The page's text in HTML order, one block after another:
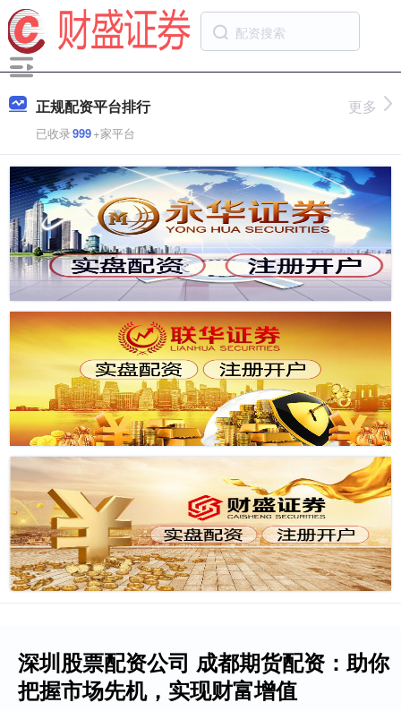
正规配资平台排行
已收录999+家平台
更多
深圳股票配资公司 成都期货配资：助你
把握市场先机，实现财富增值